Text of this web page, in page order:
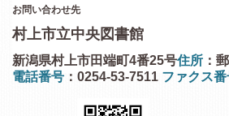
お問い合わせ先
村上市立中央図書館
住所 ：
新潟県村上市田端町4番25号
電話番号 ：0254-53-7511 ファクス番